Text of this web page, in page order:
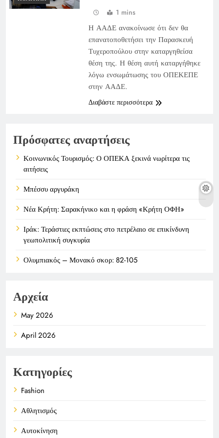
1 mins
Η ΑΑΔΕ ανακοίνωσε ότι δεν θα
επανατοποθετήσει την Παρασκευή
Τυχεροπούλου στην καταργηθείσα
θέση της. Η θέση αυτή καταργήθηκε
λόγω ενσωμάτωσης του ΟΠΕΚΕΠΕ
στην ΑΑΔΕ.
Διαβάστε περισσότερα
Πρόσφατες αναρτήσεις
Κοινωνικός Τουρισμός: Ο ΟΠΕΚΑ ξεκινά νωρίτερα τις
αιτήσεις
Μπέσσυ αργυράκη
Νέα Κρήτη: Σαρακήνικο και η φράση «Κρήτη ΟΦΗ»
Ιράκ: Τεράστιες εκπτώσεις στο πετρέλαιο σε επικίνδυνη
γεωπολιτική συγκυρία
Ολυμπιακός – Μονακό σκορ: 82-105
Αρχεία
May 2026
April 2026
Κατηγορίες
Fashion
Αθλητισμός
Αυτοκίνηση